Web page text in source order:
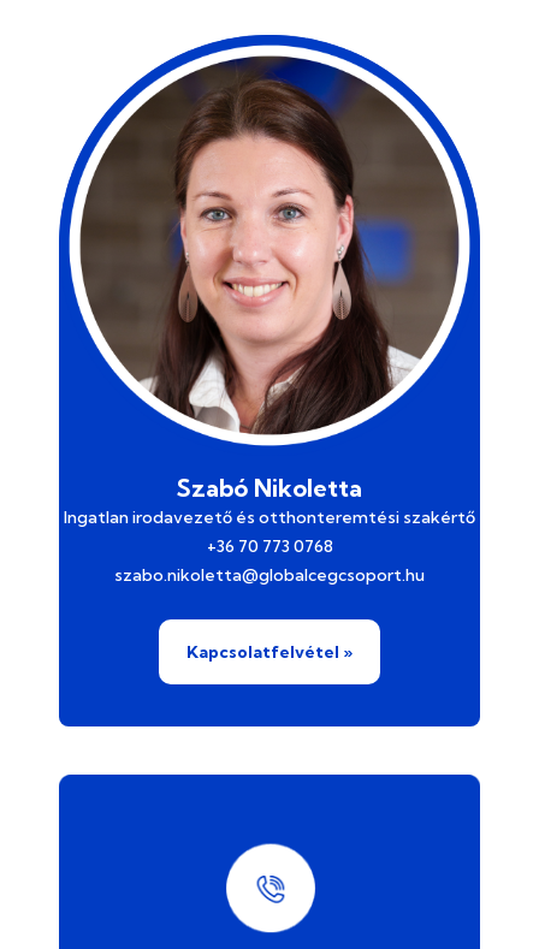
Szabó Nikoletta
Ingatlan irodavezető és otthonteremtési szakértő
+36 70 773 0768
szabo.nikoletta@globalcegcsoport.hu
Kapcsolatfelvétel »